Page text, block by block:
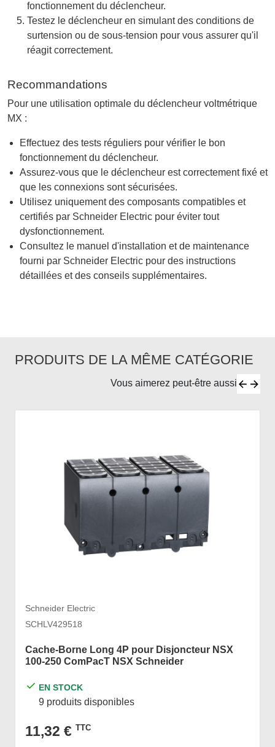
fonctionnement du déclencheur.
Testez le déclencheur en simulant des conditions de
surtension ou de sous-tension pour vous assurer qu'il
réagit correctement.
Recommandations
Pour une utilisation optimale du déclencheur voltmétrique
MX :
Effectuez des tests réguliers pour vérifier le bon
fonctionnement du déclencheur.
Assurez-vous que le déclencheur est correctement fixé et
que les connexions sont sécurisées.
Utilisez uniquement des composants compatibles et
certifiés par Schneider Electric pour éviter tout
dysfonctionnement.
Consultez le manuel d'installation et de maintenance
fourni par Schneider Electric pour des instructions
détaillées et des conseils supplémentaires.
PRODUITS DE LA MÊME CATÉGORIE
Vous aimerez peut-être aussi
Schneider Electric
SCHLV429518
Cache-Borne Long 4P pour Disjoncteur NSX
100-250 ComPacT NSX Schneider
EN STOCK
9 produits disponibles
11,32 € TTC